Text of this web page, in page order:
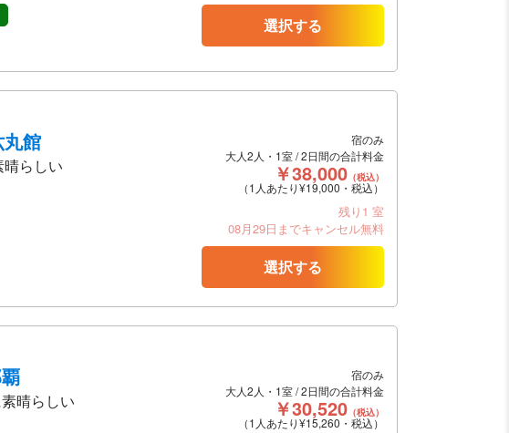
選択する
館
らしい
宿のみ
大人2人・1室 / 2日間の合計料金
￥38,000 （税込）
（1人あたり¥19,000・税込）
残り1 室
08月29日までキャンセル無料
選択する
晴らしい
宿のみ
大人2人・1室 / 2日間の合計料金
￥30,520 （税込）
（1人あたり¥15,260・税込）